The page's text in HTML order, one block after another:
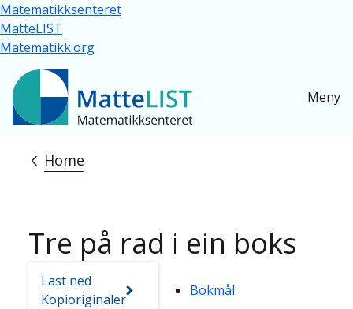
Skip to main content
Matematikksenteret
MatteLIST
Matematikk.org
Meny
Breadcrumb
Home
Tre på rad i ein boks
Last ned
Kopioriginaler
Bokmål